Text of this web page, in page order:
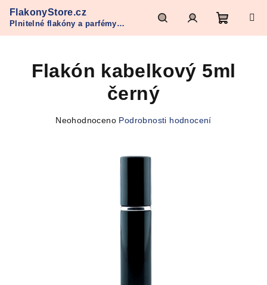
obsah
FlakonyStore.cz
Plnitelné flakóny a parfémy
Refan
HledatPřihlášeníNákupní
košík
Flakón kabelkový 5ml
černý
Průměrné
Neohodnoceno Podrobnosti hodnocení